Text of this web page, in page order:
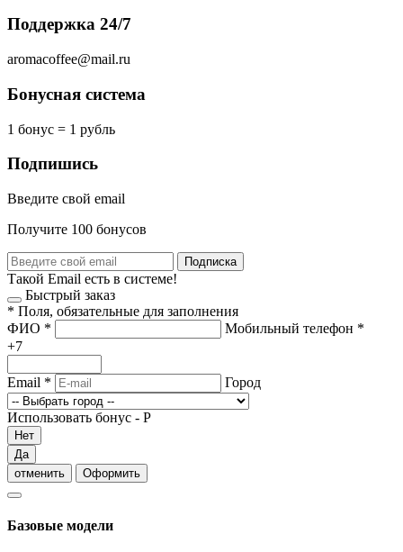
Поддержка 24/7
aromacoffee@mail.ru
Бонусная система
1 бонус = 1 рубль
Подпишись
Введите свой email
Получите 100 бонусов
Подписка
Такой Email есть в системе!
Быстрый заказ
* Поля, обязательные для заполнения
ФИО * Мобильный телефон *
+7
Email * Город
Использовать бонус - Р
Нет
Да
отменить
Оформить
Базовые модели